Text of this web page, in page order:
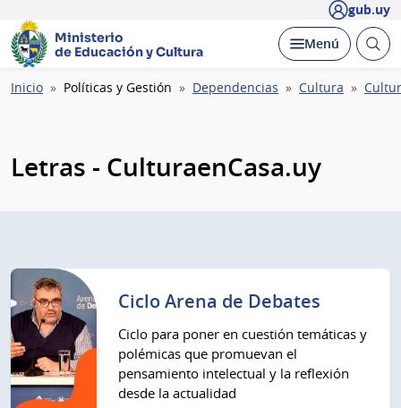
gub.uy
Ministerio
de Educación y Cultura
Desplegar
Menú Abrir
Ruta
Inicio Políticas y Gestión Dependencias Cultura
Letras - CulturaenCasa.uy
Ciclo Arena de Debates
Ciclo para poner en cuestión temáticas y
polémicas que promuevan el
pensamiento intelectual y la reflexión
desde la actualidad